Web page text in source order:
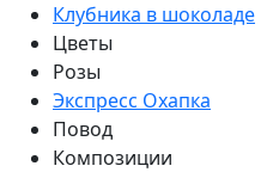
Клубника в шоколаде
Цветы
Розы
Экспресс Охапка
Повод
Композиции